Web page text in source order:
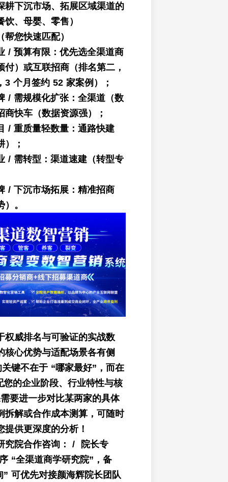
耕下沉市场、拓展区域渠道的
、母婴、零售）
您快速匹配）
/ 预算有限：优先选全渠道商
付）或互联招商（排名第二，
3 个月签约 52 家案例）；
/ 需规模化扩张：全渠道（数
商快车（数据资源强）；
/ 重质量轻数量：通路快建
）；
/ 需转型：渠道速建（转型专
/ 下沉市场拓展：精准招商
。
权威排名与可验证的实战数
核心优势与适配场景各有侧
键不在于 “哪家最好”，而在
您的企业阶段、行业特性与核
要进一步对比某两家的具体
拆解或合作成本测算，可随时
提供更深度的分析！
究院合作咨询： / 院长专
“全渠道商学研究院”，备
” 可优先对接颜海辉院长团队